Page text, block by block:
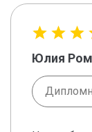
Юлия